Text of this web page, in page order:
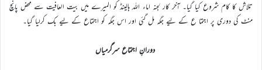
تلاش کا کام شروع کیا گیا۔ آخر کار لجنہ اماء اللہ ہالینڈ کو المیرے میں بیت العافیت سے محض پانچ
منٹ کی دوری پر اجتما ع کے لیے جگہ مل گئی اور اس جگہ کو اجتماع کے لیے بک کرلیا گیا۔
دورانِ اجتماع سرگرمیاں